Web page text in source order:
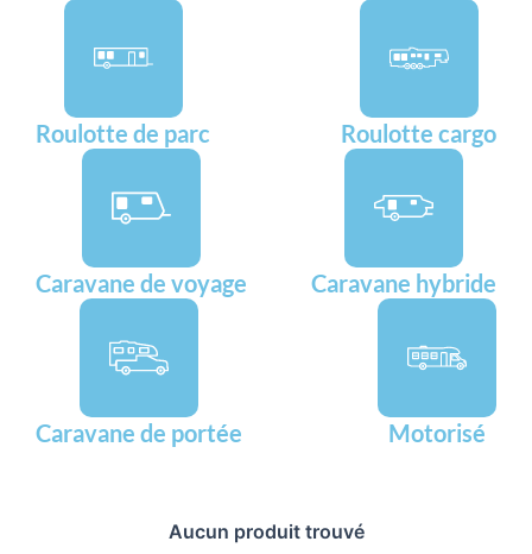
Roulotte de parc Roulotte cargo
Caravane de voyage Caravane hybride
Caravane de portée Motorisé
Aucun produit trouvé